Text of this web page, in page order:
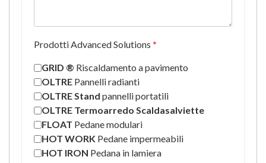
Prodotti Advanced Solutions *
GRID ® Riscaldamento a pavimento
OLTRE Pannelli radianti
OLTRE Stand pannelli portatili
OLTRE Termoarredo Scaldasalviette
FLOAT Pedane modulari
HOT WORK Pedane impermeabili
HOT IRON Pedana in lamiera